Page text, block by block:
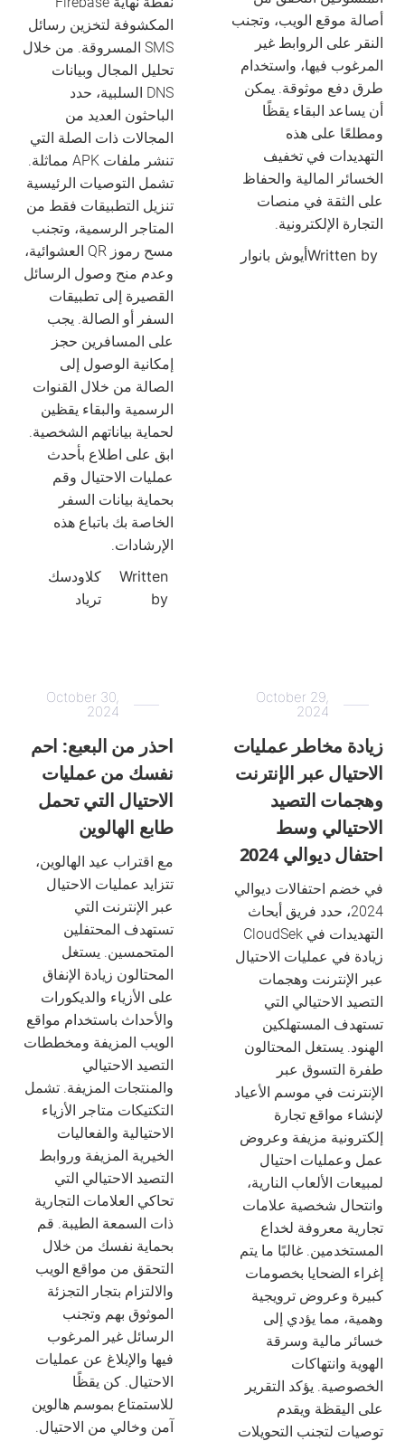
أصالة موقع الويب، وتجنب
النقر على الروابط غير
المرغوب فيها، واستخدام
طرق دفع موثوقة. يمكن
أن يساعد البقاء يقظًا
ومطلعًا على هذه
التهديدات في تخفيف
الخسائر المالية والحفاظ
على الثقة في منصات
التجارة الإلكترونية.
Written byأيوش بانوار
المكشوفة لتخزين رسائل
SMS المسروقة. من خلال
تحليل المجال وبيانات
DNS السلبية، حدد
الباحثون العديد من
المجالات ذات الصلة التي
تنشر ملفات APK مماثلة.
تشمل التوصيات الرئيسية
تنزيل التطبيقات فقط من
المتاجر الرسمية، وتجنب
مسح رموز QR العشوائية،
وعدم منح وصول الرسائل
القصيرة إلى تطبيقات
السفر أو الصالة. يجب
على المسافرين حجز
إمكانية الوصول إلى
الصالة من خلال القنوات
الرسمية والبقاء يقظين
لحماية بياناتهم الشخصية.
ابق على اطلاع بأحدث
عمليات الاحتيال وقم
بحماية بيانات السفر
الخاصة بك باتباع هذه
الإرشادات.
Written
by
كلاودسك
ترياد
October 29,
2024
زيادة مخاطر عمليات
الاحتيال عبر الإنترنت
وهجمات التصيد
الاحتيالي وسط
احتفال ديوالي 2024
في خضم احتفالات ديوالي
2024، حدد فريق أبحاث
التهديدات في CloudSek
زيادة في عمليات الاحتيال
عبر الإنترنت وهجمات
التصيد الاحتيالي التي
تستهدف المستهلكين
الهنود. يستغل المحتالون
طفرة التسوق عبر
الإنترنت في موسم الأعياد
لإنشاء مواقع تجارة
إلكترونية مزيفة وعروض
عمل وعمليات احتيال
لمبيعات الألعاب النارية،
وانتحال شخصية علامات
تجارية معروفة لخداع
المستخدمين. غالبًا ما يتم
إغراء الضحايا بخصومات
كبيرة وعروض ترويجية
وهمية، مما يؤدي إلى
خسائر مالية وسرقة
الهوية وانتهاكات
الخصوصية. يؤكد التقرير
على اليقظة ويقدم
توصيات لتجنب التحويلات
October 30,
2024
احذر من البعبع: احم
نفسك من عمليات
الاحتيال التي تحمل
طابع الهالوين
مع اقتراب عيد الهالوين،
تتزايد عمليات الاحتيال
عبر الإنترنت التي
تستهدف المحتفلين
المتحمسين. يستغل
المحتالون زيادة الإنفاق
على الأزياء والديكورات
والأحداث باستخدام مواقع
الويب المزيفة ومخططات
التصيد الاحتيالي
والمنتجات المزيفة. تشمل
التكتيكات متاجر الأزياء
الاحتيالية والفعاليات
الخيرية المزيفة وروابط
التصيد الاحتيالي التي
تحاكي العلامات التجارية
ذات السمعة الطيبة. قم
بحماية نفسك من خلال
التحقق من مواقع الويب
والالتزام بتجار التجزئة
الموثوق بهم وتجنب
الرسائل غير المرغوب
فيها والإبلاغ عن عمليات
الاحتيال. كن يقظًا
للاستمتاع بموسم هالوين
آمن وخالي من الاحتيال.